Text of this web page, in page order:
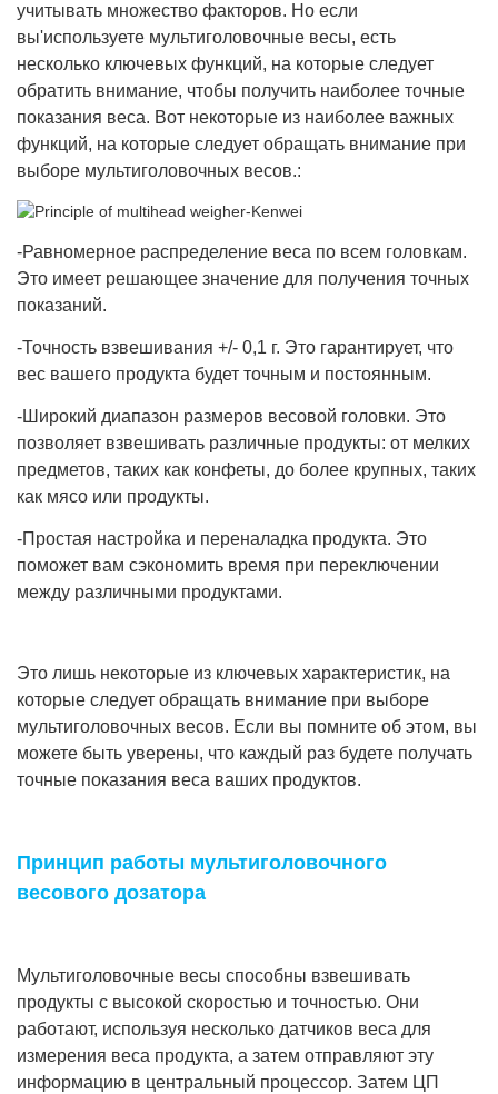
учитывать множество факторов. Но если
вы'используете мультиголовочные весы, есть
несколько ключевых функций, на которые следует
обратить внимание, чтобы получить наиболее точные
показания веса. Вот некоторые из наиболее важных
функций, на которые следует обращать внимание при
выборе мультиголовочных весов.:
-Равномерное распределение веса по всем головкам.
Это имеет решающее значение для получения точных
показаний.
-Точность взвешивания +/- 0,1 г. Это гарантирует, что
вес вашего продукта будет точным и постоянным.
-Широкий диапазон размеров весовой головки. Это
позволяет взвешивать различные продукты: от мелких
предметов, таких как конфеты, до более крупных, таких
как мясо или продукты.
-Простая настройка и переналадка продукта. Это
поможет вам сэкономить время при переключении
между различными продуктами.
Это лишь некоторые из ключевых характеристик, на
которые следует обращать внимание при выборе
мультиголовочных весов. Если вы помните об этом, вы
можете быть уверены, что каждый раз будете получать
точные показания веса ваших продуктов.
Принцип работы мультиголовочного
весового дозатора
Мультиголовочные весы способны взвешивать
продукты с высокой скоростью и точностью. Они
работают, используя несколько датчиков веса для
измерения веса продукта, а затем отправляют эту
информацию в центральный процессор. Затем ЦП